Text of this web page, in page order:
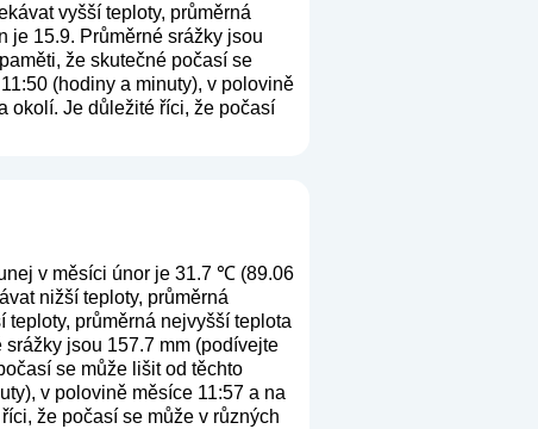
vyšší teploty, průměrná
15.9. Průměrné srážky jsou
že skutečné počasí se
(hodiny a minuty), v polovině
okolí. Je důležité říci, že počasí
v měsíci únor je 31.7 ℃ (89.06
nižší teploty, průměrná
průměrná nejvyšší teplota
jsou 157.7 mm (podívejte
se může lišit od těchto
v polovině měsíce 11:57 a na
že počasí se může v různých